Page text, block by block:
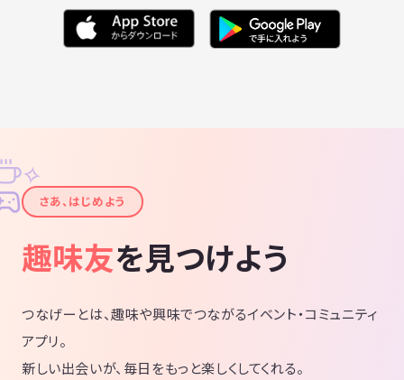
✦
✧
さあ、はじめよう
趣味友を見つけよう
つなげーとは、趣味や興味でつながるイベント・コミュニティ
アプリ。
新しい出会いが、毎日をもっと楽しくしてくれる。